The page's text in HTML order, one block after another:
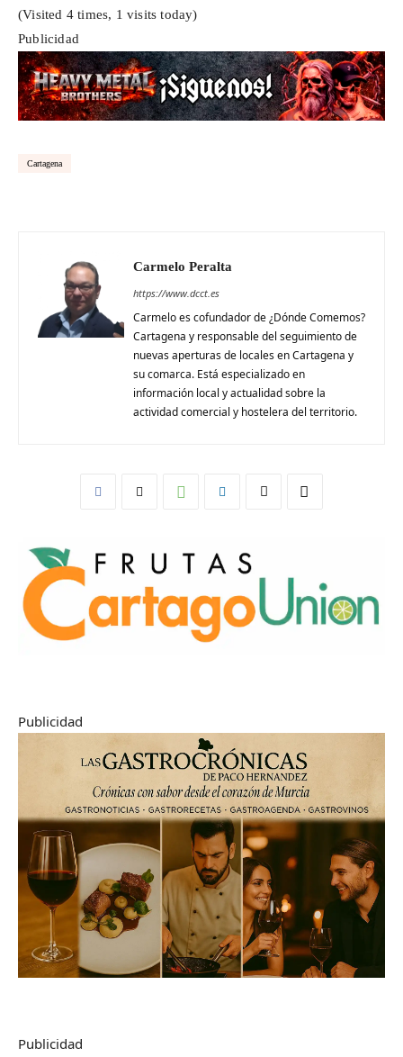
(Visited 4 times, 1 visits today)
Publicidad
Cartagena
Carmelo Peralta
https://www.dcct.es
Carmelo es cofundador de ¿Dónde Comemos?
Cartagena y responsable del seguimiento de
nuevas aperturas de locales en Cartagena y
su comarca. Está especializado en
información local y actualidad sobre la
actividad comercial y hostelera del territorio.
Publicidad
Publicidad